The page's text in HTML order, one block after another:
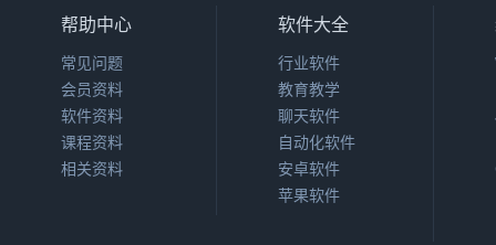
帮助中心
常见问题
会员资料
软件资料
课程资料
相关资料
软件大全
行业软件
教育教学
聊天软件
自动化软件
安卓软件
苹果软件